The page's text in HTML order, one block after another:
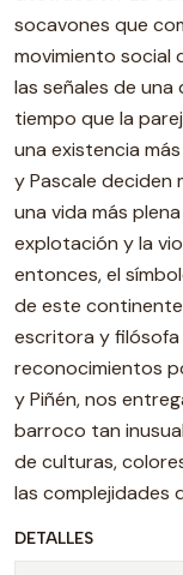
socavones que
movimiento social
las señales de
tiempo que la
una existencia
y Pascale deciden
una vida más
explotación y la
entonces, el
de este
escritora y filósofa
reconocimientos
y Piñén, nos
barroco tan
de culturas,
las complejidades
DETALLES